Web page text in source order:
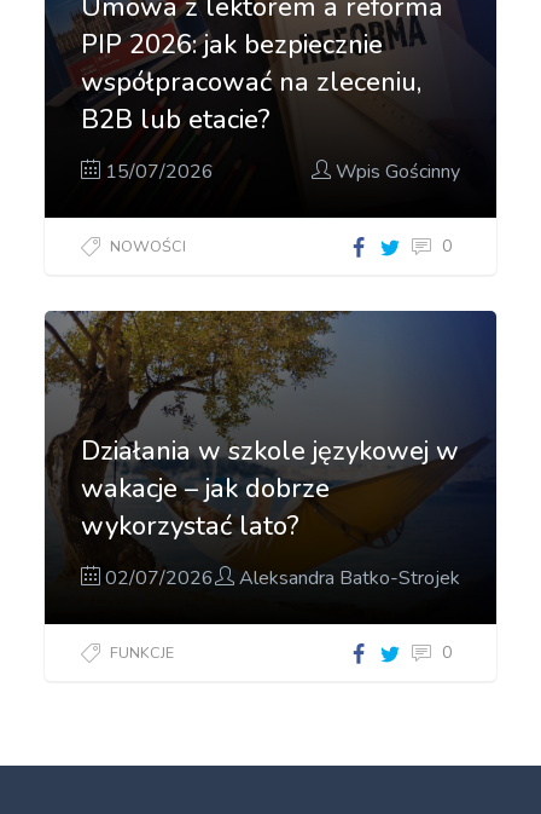
Umowa z lektorem a reforma
PIP 2026: jak bezpiecznie
współpracować na zleceniu,
B2B lub etacie?
15/07/2026 Wpis Gościnny
NOWOŚCI 0
Działania w szkole językowej w
wakacje – jak dobrze
wykorzystać lato?
02/07/2026 Aleksandra Batko-Strojek
FUNKCJE 0